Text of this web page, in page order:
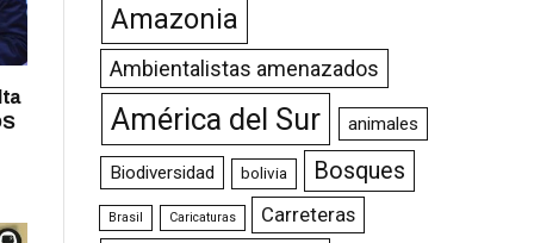
Amazonia
Ambientalistas amenazados
América del Sur animales
Biodiversidad bolivia Bosques
Brasil Caricaturas Carreteras